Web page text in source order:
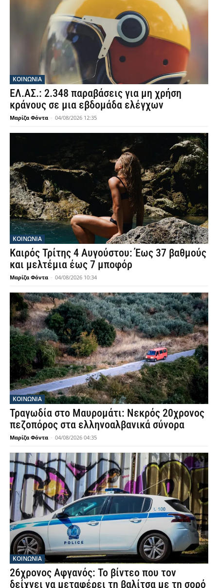
ΚΟΙΝΩΝΙΑ
ΕΛ.ΑΣ.: 2.348 παραβάσεις για μη χρήση
κράνους σε μια εβδομάδα ελέγχων
Μαρίζα Φόντα - 04/08/2026 12:35
ΚΟΙΝΩΝΙΑ
Καιρός Τρίτης 4 Αυγούστου: Έως 37 βαθμούς
και μελτέμια έως 7 μποφόρ
Μαρίζα Φόντα - 04/08/2026 10:34
ΚΟΙΝΩΝΙΑ
Τραγωδία στο Μαυρομάτι: Νεκρός 20χρονος
πεζοπόρος στα ελληνοαλβανικά σύνορα
Μαρίζα Φόντα - 04/08/2026 04:35
ΚΟΙΝΩΝΙΑ
26χρονος Αφγανός: Το βίντεο που τον
δείχνει να μεταφέρει τη βαλίτσα με τη σορό